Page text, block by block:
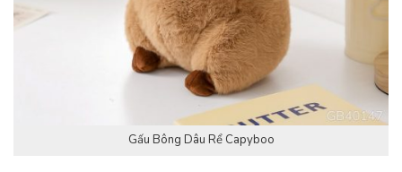
Gấu Bông Dâu Rể Capyboo